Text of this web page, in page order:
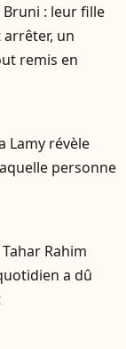
Bruni : leur fille
arrêter, un
remis en
Lamy révèle
personne
Rahim
a dû